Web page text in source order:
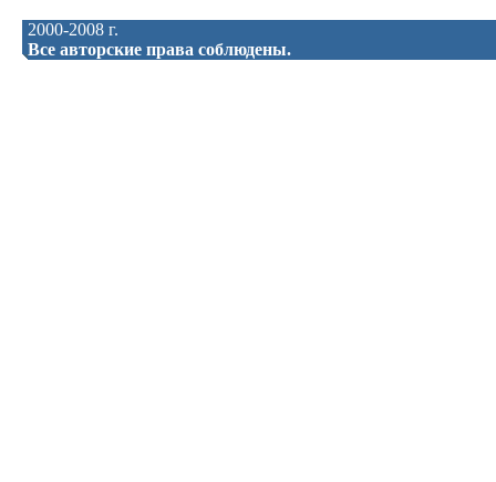
2000-2008 г.
Все авторские права соблюдены.